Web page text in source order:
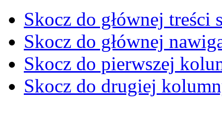
Skocz do głównej treści
Skocz do głównej
Skocz do pierwszej
Skocz do drugiej